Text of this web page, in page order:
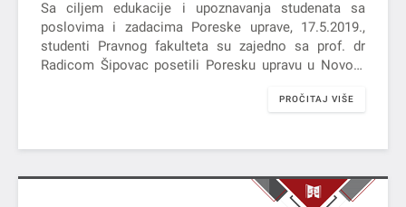
Sa ciljem edukacije i upoznavanja studenata sa
poslovima i zadacima Poreske uprave, 17.5.2019.,
studenti Pravnog fakulteta su zajedno sa prof. dr
Radicom Šipovac posetili Poresku upravu u Novom
PROČITAJ VIŠE